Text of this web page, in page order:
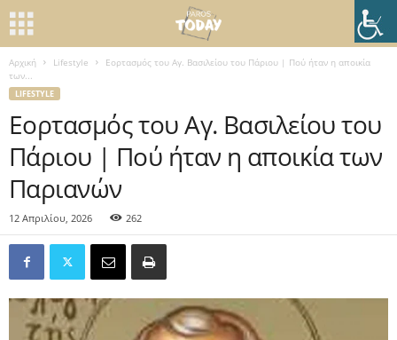
Αρχική Lifestyle
Εορτασμός του Αγ. Βασιλείου του Πάριου | Πού ήταν η αποικία
των...
LIFESTYLE
Εορτασμός του Αγ. Βασιλείου του
Πάριου | Πού ήταν η αποικία των
Παριανών
12 Απριλίου, 2026 262